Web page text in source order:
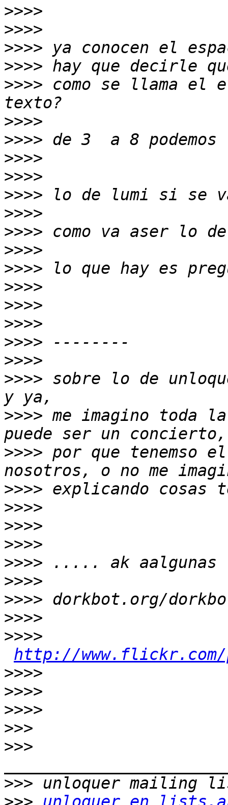
>>>>
>>>>
>>>>
>>>>
>>>> como se llama el
>>>>
>>>>
>>>>
>>>>
>>>>
>>>>
>>>>
>>>>
>>>>
>>>>
>>>>
>>>>
>>>>
>>>>
>>>> sobre lo de
>>>> me imagino toda
>>>> por que tenemso
>>>>
>>>>
>>>>
>>>>
>>>>
>>>>
>>>>
>>>>
>>>>
http://www.flickr.com/
>>>>
>>>>
>>>>
>>>
>>>
>>>